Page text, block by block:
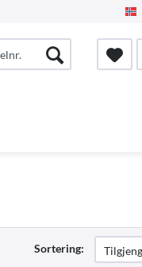
Sortering: